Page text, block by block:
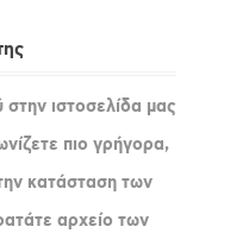
ιστοσελίδα μας
πιο γρήγορα,
κατάσταση των
αρχείο των